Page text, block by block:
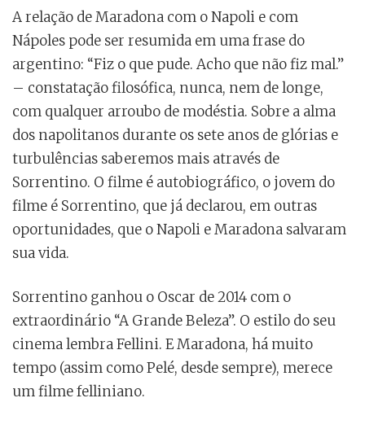
A relação de Maradona com o Napoli e com
Nápoles pode ser resumida em uma frase do
argentino: “Fiz o que pude. Acho que não fiz mal.”
– constatação filosófica, nunca, nem de longe,
com qualquer arroubo de modéstia. Sobre a alma
dos napolitanos durante os sete anos de glórias e
turbulências saberemos mais através de
Sorrentino. O filme é autobiográfico, o jovem do
filme é Sorrentino, que já declarou, em outras
oportunidades, que o Napoli e Maradona salvaram
sua vida.
Sorrentino ganhou o Oscar de 2014 com o
extraordinário “A Grande Beleza”. O estilo do seu
cinema lembra Fellini. E Maradona, há muito
tempo (assim como Pelé, desde sempre), merece
um filme felliniano.